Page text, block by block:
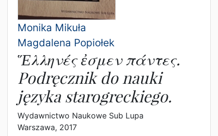
Monika Mikuła
Magdalena Popiołek
Ἕλληνές ἐσμεν πάντες.
Podręcznik do nauki
języka starogreckiego.
Wydawnictwo Naukowe Sub Lupa
Warszawa, 2017